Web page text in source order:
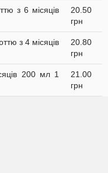
з 6 місяців
20.50
грн
з 4 місяців
20.80
грн
200 мл 1
21.00
грн